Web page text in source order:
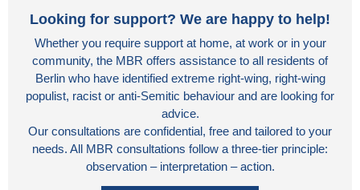
Looking for support? We are happy to help!
Whether you require support at home, at work or in your
community, the MBR offers assistance to all residents of
Berlin who have identified extreme right-wing, right-wing
populist, racist or anti-Semitic behaviour and are looking for
advice.
Our consultations are confidential, free and tailored to your
needs. All MBR consultations follow a three-tier principle:
observation – interpretation – action.